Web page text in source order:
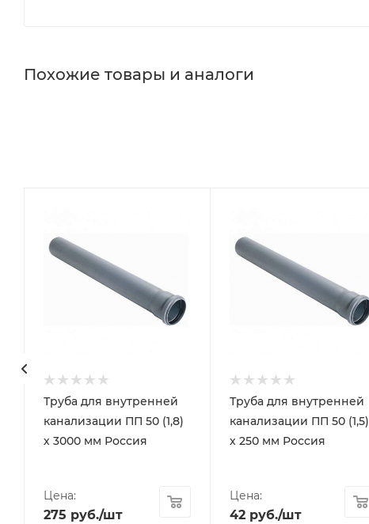
Похожие товары и аналоги
Труба для внутренней
канализации ПП 50 (1,8)
х 3000 мм Россия
Цена:
275 руб./шт
Труба для внутренней
канализации ПП 50 (1,5)
х 250 мм Россия
Цена:
42руб./шт